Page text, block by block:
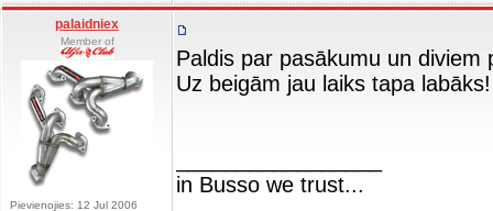
palaidniex
Member of
Pievienojies: 12 Jul 2006
Paldis par pasākumu un
Uz beigām jau laiks tapa labāks!
in Busso we trust...